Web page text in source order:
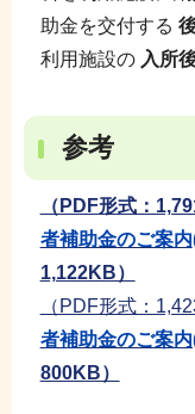
助金を交付する
利用施設の 入所
参考
（PDF形式：
者補助金のご案内
1,122KB）
（PDF形式：
者補助金のご案
800KB）